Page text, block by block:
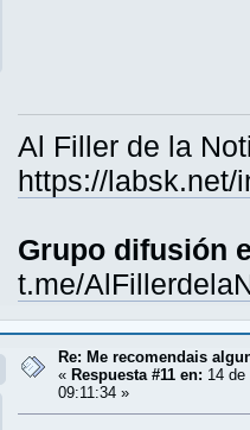
Al Filler de la
https://labsk.net/
Grupo difusión
t.me/
Re: Me recomendais
« Respuesta #11 en: 14
09:11:34 »